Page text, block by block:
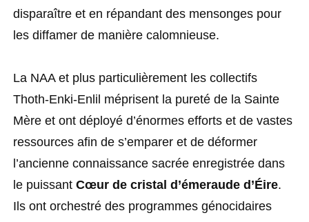
disparaître et en répandant des mensonges pour
les diffamer de manière calomnieuse.
La NAA et plus particulièrement les collectifs
Thoth-Enki-Enlil méprisent la pureté de la Sainte
Mère et ont déployé d’énormes efforts et de vastes
ressources afin de s’emparer et de déformer
l’ancienne connaissance sacrée enregistrée dans
le puissant Cœur de cristal d’émeraude d’Éire.
Ils ont orchestré des programmes génocidaires